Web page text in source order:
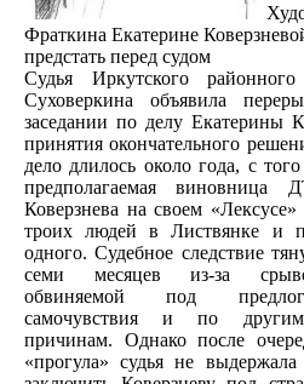
Фраткина Екатерине
предстать перед судом
Судья Иркутского
Суховеркина объявила
заседании по делу Екатерины
принятия окончательного
дело длилось около года, с
предполагаемая виновница
Коверзнева на своем «Лексусе»
троих людей в Листвянке и
одного. Судебное следствие
семи месяцев из-за
обвиняемой под
самочувствия и по
причинам. Однако после
«прогула» судья не